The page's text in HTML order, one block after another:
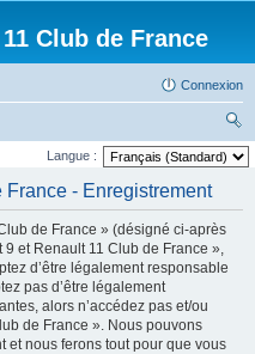
Club de France
Connexion
ec
ch
Langue :
- Enregistrement
de France » (désigné ci-après
et Renault 11 Club de France »,
d’être légalement responsable
pas d’être légalement
alors n’accédez pas et/ou
de France ». Nous pouvons
et nous ferons tout pour que vous